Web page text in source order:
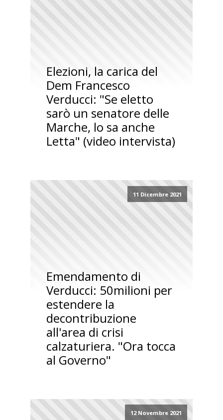
Elezioni, la carica del
Dem Francesco
Verducci: "Se eletto
sarò un senatore delle
Marche, lo sa anche
Letta" (video intervista)
11 Dicembre 2021
Emendamento di
Verducci: 50milioni per
estendere la
decontribuzione
all'area di crisi
calzaturiera. "Ora tocca
al Governo"
12 Novembre 2021